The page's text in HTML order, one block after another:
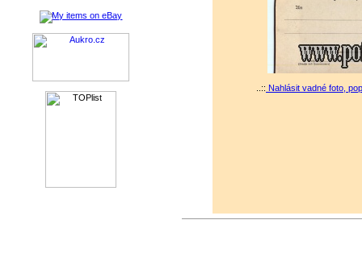
..:: Nahlásit vadné foto,